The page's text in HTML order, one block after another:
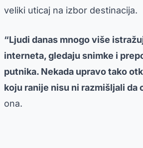
veliki uticaj na izbor destinacija.
“Ljudi danas mnogo više
interneta, gledaju snimke i
putnika. Nekada upravo tako
koju ranije nisu ni razmišljali da
ona.